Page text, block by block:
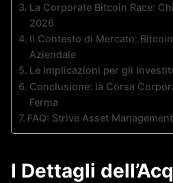
La Corporate Bitcoin Race:
2026
Il Contesto di Mercato:
Aziendale
Le Implicazioni per gli
Conclusione: la Corsa
Ferma
FAQ: Strive Asset
I Dettagli